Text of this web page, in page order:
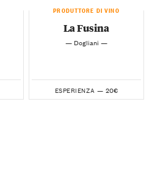
PRODUTTORE DI VINO
La Fusina
— Dogliani —
ESPERIENZA — 20€